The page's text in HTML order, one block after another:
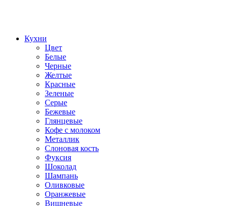
Кухни
Цвет
Белые
Черные
Желтые
Красные
Зеленые
Серые
Бежевые
Глянцевые
Кофе с молоком
Металлик
Слоновая кость
Фуксия
Шоколад
Шампань
Оливковые
Оранжевые
Вишневые